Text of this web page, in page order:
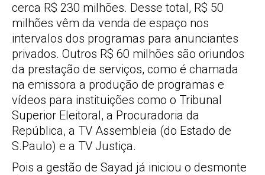
cerca R$ 230 milhões. Desse total, R$ 50
milhões vêm da venda de espaço nos
intervalos dos programas para anunciantes
privados. Outros R$ 60 milhões são oriundos
da prestação de serviços, como é chamada
na emissora a produção de programas e
vídeos para instituições como o Tribunal
Superior Eleitoral, a Procuradoria da
República, a TV Assembleia (do Estado de
S.Paulo) e a TV Justiça.
Pois a gestão de Sayad já iniciou o desmonte